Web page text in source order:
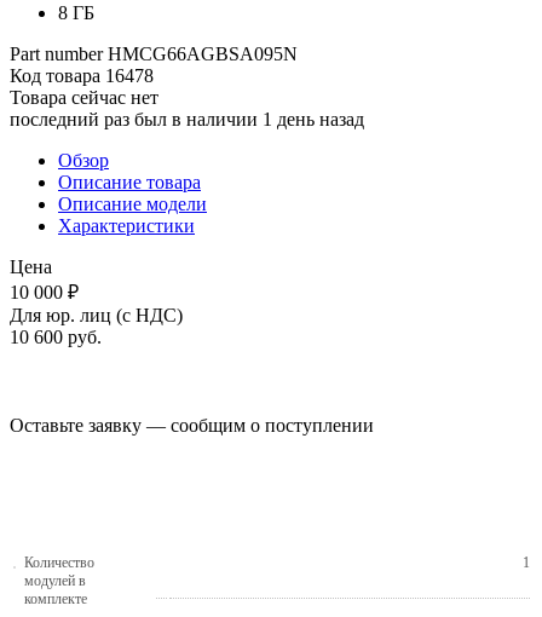
8 ГБ
Part number HMCG66AGBSA095N
Код товара 16478
Товара сейчас нет
последний раз был в наличии 1 день назад
Обзор
Описание товара
Описание модели
Характеристики
Цена
10 000 ₽
Для юр. лиц (с НДС)
10 600 руб.
Оставьте заявку — сообщим о поступлении
Количество
модулей в
комплекте
1